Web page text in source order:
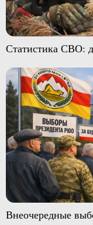
Статистика СВО:
Внеочередные